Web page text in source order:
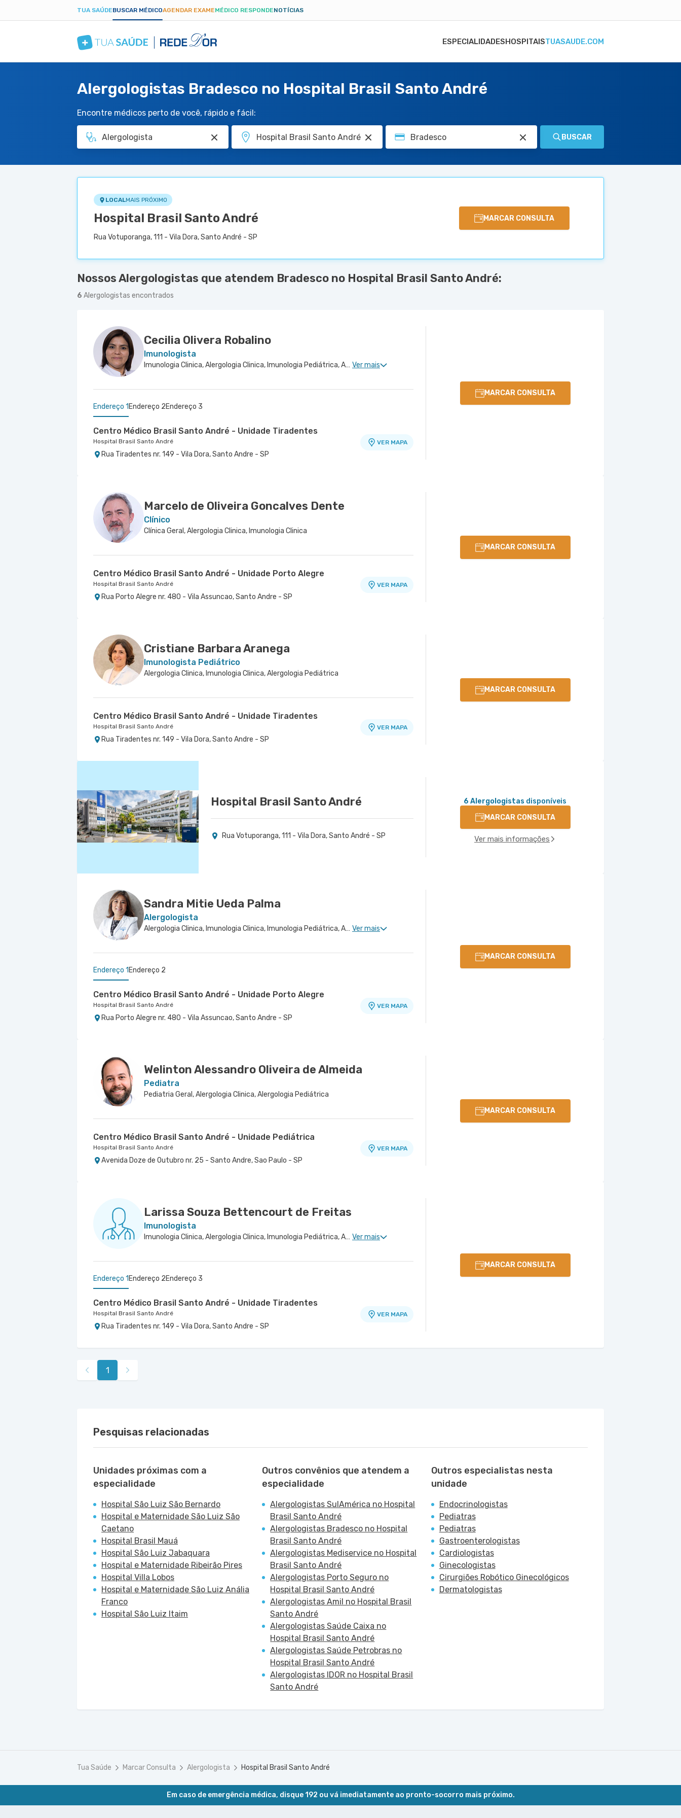
TUA SAÚDEBUSCAR MÉDICOAGENDAR EXAMEMÉDICO RESPONDENOTÍCIAS
ESPECIALIDADESHOSPITAISTUASAUDE.COM
Alergologistas Bradesco no Hospital Brasil Santo André
Encontre médicos perto de você, rápido e fácil:
BUSCAR
LOCALMAIS PRÓXIMO
Hospital Brasil Santo André
Rua Votuporanga, 111 - Vila Dora, Santo André - SP
MARCAR CONSULTA
Nossos Alergologistas que atendem Bradesco no Hospital Brasil Santo André:
6 Alergologistas encontrados
Cecilia Olivera Robalino
Imunologista
Imunologia Clinica, Alergologia Clinica, Imunologia Pediátrica, Alergologia Pediátrica Ver mais
MARCAR CONSULTA
Endereço 1 Endereço 2Endereço 3
Centro Médico Brasil Santo André - Unidade Tiradentes
Hospital Brasil Santo André
Rua Tiradentes nr. 149 - Vila Dora, Santo Andre - SP
VER MAPA
Marcelo de Oliveira Goncalves Dente
Clínico
Clínica Geral, Alergologia Clinica, Imunologia Clinica
MARCAR CONSULTA
Centro Médico Brasil Santo André - Unidade Porto Alegre
Hospital Brasil Santo André
Rua Porto Alegre nr. 480 - Vila Assuncao, Santo Andre - SP
VER MAPA
Cristiane Barbara Aranega
Imunologista Pediátrico
Alergologia Clinica, Imunologia Clinica, Alergologia Pediátrica
MARCAR CONSULTA
Centro Médico Brasil Santo André - Unidade Tiradentes
Hospital Brasil Santo André
Rua Tiradentes nr. 149 - Vila Dora, Santo Andre - SP
VER MAPA
Hospital Brasil Santo André
Rua Votuporanga, 111 - Vila Dora, Santo André - SP
6 Alergologistas disponíveis
MARCAR CONSULTA
Ver mais informações
Sandra Mitie Ueda Palma
Alergologista
Alergologia Clinica, Imunologia Clinica, Imunologia Pediátrica, Alergologia Pediátrica Ver mais
MARCAR CONSULTA
Endereço 1 Endereço 2
Centro Médico Brasil Santo André - Unidade Porto Alegre
Hospital Brasil Santo André
Rua Porto Alegre nr. 480 - Vila Assuncao, Santo Andre - SP
VER MAPA
Welinton Alessandro Oliveira de Almeida
Pediatra
Pediatria Geral, Alergologia Clinica, Alergologia Pediátrica
MARCAR CONSULTA
Centro Médico Brasil Santo André - Unidade Pediátrica
Hospital Brasil Santo André
Avenida Doze de Outubro nr. 25 - Santo Andre, Sao Paulo - SP
VER MAPA
Larissa Souza Bettencourt de Freitas
Imunologista
Imunologia Clinica, Alergologia Clinica, Imunologia Pediátrica, Alergologia Pediátrica Ver mais
MARCAR CONSULTA
Endereço 1 Endereço 2Endereço 3
Centro Médico Brasil Santo André - Unidade Tiradentes
Hospital Brasil Santo André
Rua Tiradentes nr. 149 - Vila Dora, Santo Andre - SP
VER MAPA
Hospital São Luiz São Bernardo
Rua Jose Versolato nr. 101 Centro Médico Domo - Bloco A - Centro, Sao
Bernardo do Campo - SP
Hospital e Maternidade São Luiz São Caetano
Alameda Caulim nr. 115 10° Andar - Ceramica, Sao Caetano do Sul - SP
VER MAPA
1
Pesquisas relacionadas
Unidades próximas com a
especialidade
Hospital São Luiz São Bernardo
Hospital e Maternidade São Luiz São
Caetano
Hospital Brasil Mauá
Hospital São Luiz Jabaquara
Hospital e Maternidade Ribeirão Pires
Hospital Villa Lobos
Hospital e Maternidade São Luiz Anália
Franco
Hospital São Luiz Itaim
Outros convênios que atendem a
especialidade
Alergologistas SulAmérica no Hospital
Brasil Santo André
Alergologistas Bradesco no Hospital
Brasil Santo André
Alergologistas Mediservice no Hospital
Brasil Santo André
Alergologistas Porto Seguro no
Hospital Brasil Santo André
Alergologistas Amil no Hospital Brasil
Santo André
Alergologistas Saúde Caixa no
Hospital Brasil Santo André
Alergologistas Saúde Petrobras no
Hospital Brasil Santo André
Alergologistas IDOR no Hospital Brasil
Santo André
Outros especialistas nesta
unidade
Endocrinologistas
Pediatras
Pediatras
Gastroenterologistas
Cardiologistas
Ginecologistas
Cirurgiões Robótico Ginecológicos
Dermatologistas
Tua Saúde Marcar Consulta Alergologista Hospital Brasil Santo André
Em caso de emergência médica, disque 192 ou vá imediatamente ao pronto-socorro mais próximo.